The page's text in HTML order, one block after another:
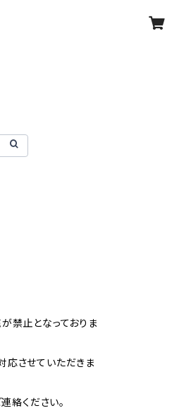
禁止となっておりま
応させていただきま
絡ください。